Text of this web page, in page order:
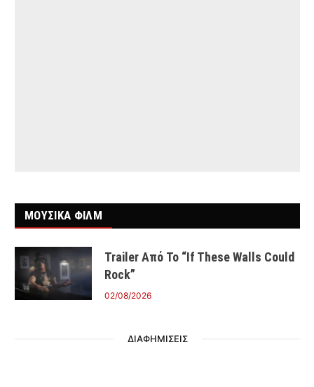
ΜΟΥΣΙΚΑ ΦΙΛΜ
Trailer Από Το “If These Walls Could
Rock”
02/08/2026
ΔΙΑΦΗΜΙΣΕΙΣ